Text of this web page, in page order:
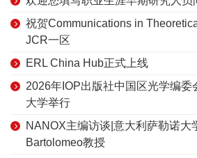
祝贺Communications in
JCR一区
ERL China Hub正式上线
2026年IOP出版社中国区光学编委
大学举行
NANOX主编访谈|意大利萨勒诺大
Bartolomeo教授